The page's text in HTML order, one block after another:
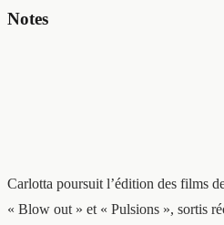
Notes
Carlotta poursuit l’édition des films
« Blow out » et « Pulsions », sortis